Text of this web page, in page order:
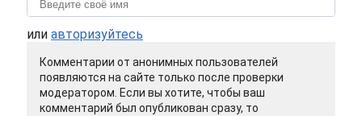
или авторизуйтесь
Комментарии от анонимных пользователей
появляются на сайте только после проверки
модератором. Если вы хотите, чтобы ваш
комментарий был опубликован сразу, то